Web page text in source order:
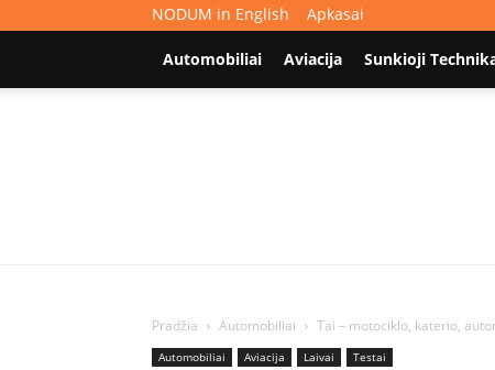
NODUM in English Apkasai
Automobiliai Aviacija Sunkioji
Pradžia Automobiliai Tai – motociklo, katerio,
Automobiliai Aviacija Laivai Testai